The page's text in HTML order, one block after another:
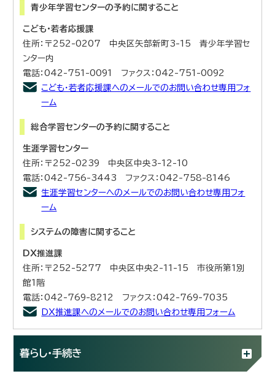
青少年学習センターの予約に関すること
こども・若者応援課
住所：〒252-0207 中央区矢部新町3-15 青少年学習セ
ンター内
電話：042-751-0091 ファクス：042-751-0092
こども・若者応援課へのメールでのお問い合わせ専用フォ
ーム
総合学習センターの予約に関すること
生涯学習センター
住所：〒252-0239 中央区中央3-12-10
電話：042-756-3443 ファクス：042-758-8146
生涯学習センターへのメールでのお問い合わせ専用フォ
ーム
システムの障害に関すること
DX推進課
住所：〒252-5277 中央区中央2-11-15 市役所第1別
館1階
電話：042-769-8212 ファクス：042-769-7035
DX推進課へのメールでのお問い合わせ専用フォーム
暮らし・手続き